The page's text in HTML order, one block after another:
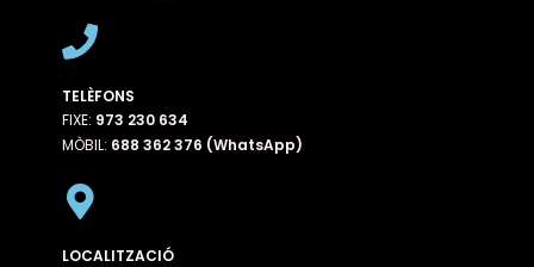
TELÈFONS
FIXE: 973 230 634
MÒBIL: 688 362 376 (WhatsApp)
LOCALITZACIÓ